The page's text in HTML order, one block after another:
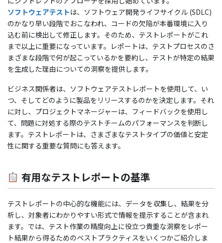
ソフトウェアテストは、ソフトウェア開発ライフサイクル (SDLC)
のかなり早い段階でおこなわれ、コードの欠陥が本番環境に入り
込む前に検出して修正します。そのため、テストレポートがこれ
まで以上に重要になっています。レポートは、テストプロセスのさ
まざまな段階で何が起こっているかを要約し、テストが特定の結果
を生成した理由についての洞察を提供します。
ビジネス関係者は、ソフトウェアテストレポートを使用して、い
つ、そしてどのように製品をリリースするのかを決定します。それ
に対し、プロジェクトマネージャーは、フィードバックを使用し
て、問題に対処する際のテストチームのパフォーマンスを判断し
ます。テストレポートは、さまざまなテストタイプの価値と安定
性に関する重要な質問にも答えます。
有用なテストレポートの基準
テストレポートの中心的な機能には、データを収集し、結果を分
析し、対象者にわかりやすい形式で情報を提示することが含まれ
ます。では、テスト作業の精度向上に役立つ貴重な洞察をレポー
ト結果から得るためのベストプラクティスをいくつかご紹介しま